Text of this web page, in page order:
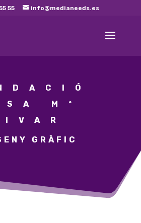
55 info@medianeeds.es
Mª
GRÀFIC